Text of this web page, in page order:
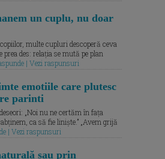
un cuplu, nu doar
multe cupluri descoperă ceva
prea des: relația se mută pe plan
| Vezi raspunsuri
emotiile care plutesc
parinti
„Noi nu ne certăm în fața
abținem, ca să fie liniște.” „Avem grijă
| Vezi raspunsuri
sau prin